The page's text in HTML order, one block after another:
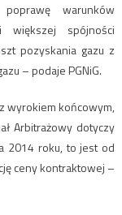
warunków
większej spójności
pozyskania gazu z
– podaje PGNiG.
wyrokiem końcowym,
Arbitrażowy dotyczy
2014 roku, to jest od
ceny kontraktowej –